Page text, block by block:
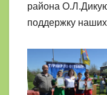
района
поддержку